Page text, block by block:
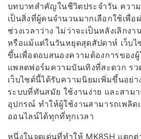
บทบาทสำคัญในชีวิตประจำวัน ควา
เป็นสิ่งที่ผู้คนจำนวนมากเลือกใช้เพื่อ
ช่วงเวลาว่าง ไม่ว่าจะเป็นหลังเลิกง
หรือแม้แต่ในวันหยุดสุดสัปดาห์ เว็บไ
ขึ้นเพื่อตอบสนองความต้องการของ
แพลตฟอร์มความบันเทิงที่สะดวก รว
เว็บไซต์นี้ได้รับความนิยมเพิ่มขึ้นอย่า
ระบบที่ทันสมัย ใช้งานง่าย และสามา
อุปกรณ์ ทำให้ผู้ใช้งานสามารถเพลิด
ออนไลน์ได้ทุกที่ทุกเวลา
หนึ่งในจุดเด่นที่ทำให้ MK8SH แตกต่